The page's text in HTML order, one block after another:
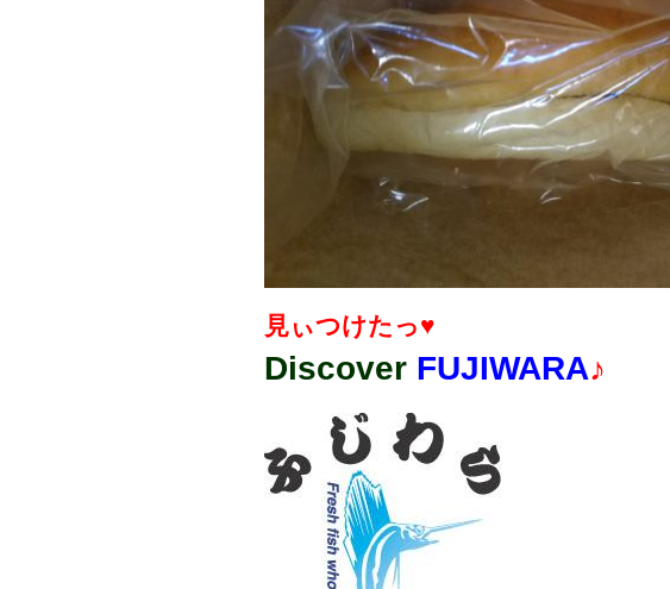
見ぃつけたっ♥
Discover FUJIWARA♪